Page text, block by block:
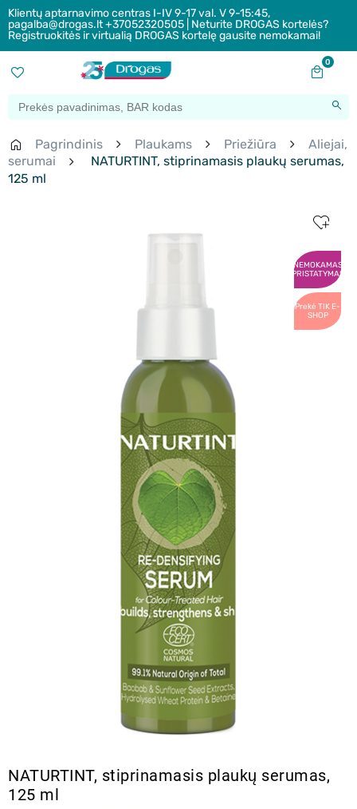
Klientų aptarnavimo centras I-IV 9-17 val. V 9-15:45,
pagalba@drogas.lt +37052320505 | Neturite DROGAS kortelės?
Registruokitės ir virtualią DROGAS kortelę gausite nemokamai!
0
Pagrindinis Plaukams Priežiūra
Aliejai,
serumai
NATURTINT, stiprinamasis plaukų serumas,
125 ml
NEMOKAMAS
PRISTATYMAS
Prekė TIK E-
SHOP
NATURTINT, stiprinamasis plaukų serumas,
125 ml